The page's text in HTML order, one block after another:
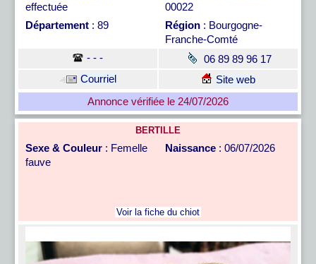
effectuée
00022
Département : 89 Région : Bourgogne-
Franche-Comté
- - -
06 89 89 96 17
Courriel
Site web
Annonce vérifiée le 24/07/2026
BERTILLE
Sexe & Couleur : Femelle
fauve
Naissance : 06/07/2026
Voir la fiche du chiot